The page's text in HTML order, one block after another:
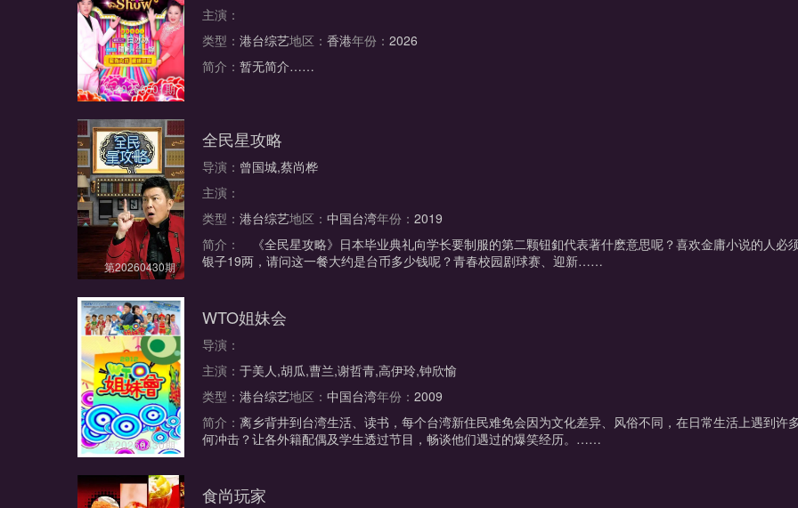
第20260501期
主演：
类型：港台综艺地区：香港年份：2026
简介：暂无简介……
第20260430期
全民星攻略
导演： 曾国城,蔡尚桦
主演：
类型：港台综艺地区：中国台湾年份：2019
简介：
《全民星攻略》日本毕业典礼向学长要制服的第二颗钮釦代表著什麽意思呢？喜欢金庸小说的人必
银子19两，请问这一餐大约是台币多少钱呢？青春校园剧球赛、迎新……
第20260430期
WTO姐妹会
导演：
主演：于美人,胡瓜,曹兰,谢哲青,高伊玲,钟欣愉
类型：港台综艺地区：中国台湾年份：2009
简介：离乡背井到台湾生活、读书，每个台湾新住民难免会因为文化差异、风俗不同，在日常生活上遇到
何冲击？让各外籍配偶及学生透过节目，畅谈他们遇过的爆笑经历。……
食尚玩家